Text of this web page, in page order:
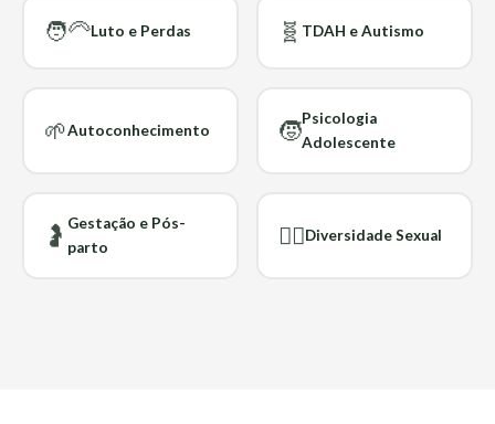
🧑‍🦳Luto e Perdas 🧬 TDAH e Autismo
🌱Autoconhecimento 🧒Psicologia
Adolescente
🤰 Gestação e Pós-
parto
🏳️‍🌈Diversidade Sexual